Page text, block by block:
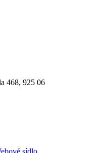
468, 925 06
sídlo